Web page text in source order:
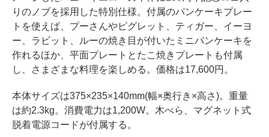
りのノブを採用した特別仕様。付属のパンケーキプレー
トを使えば、プーさんやピグレット、ティガー、イーヨ
ー、ラビット、ルーの焼き目が付いたミニパンケーキを
作れるほか、平面プレートとたこ焼きプレートも付属
し、さまざまな料理を楽しめる。価格は17,600円。
本体サイズは375×235×140mm(幅×奥行き×高さ)。重量
は約2.3kg。消費電力は1,200W。木べら、マグネット式
脱着電源コードが付属する。